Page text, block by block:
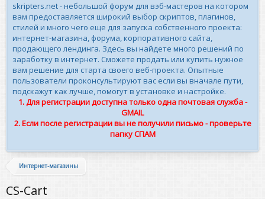
skripters.net - небольшой форум для вэб-мастеров на котором
вам предоставляется широкий выбор скриптов, плагинов,
стилей и много чего еще для запуска собственного проекта:
интернет-магазина, форума, корпоративного сайта,
продающего лендинга. Здесь вы найдете много решений по
заработку в интернет. Сможете продать или купить нужное
вам решение для старта своего веб-проекта. Опытные
пользователи проконсультируют вас если вы вначале пути,
подскажут как лучше, помогут в установке и настройке.
1. Для регистрации доступна только одна почтовая служба -
GMAIL
2. Если после регистрации вы не получили письмо - проверьте
папку СПАМ
Интернет-магазины
CS-Cart